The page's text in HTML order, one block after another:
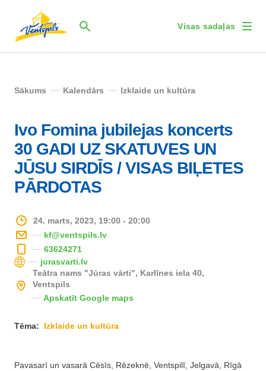
Visas sadaļas
Sākums Kalendārs Izklaide un kultūra
Ivo Fomina jubilejas koncerts
30 GADI UZ SKATUVES UN
JŪSU SIRDĪS / VISAS BIĻETES
PĀRDOTAS
24. marts, 2023, 19:00 - 20:00
kf@ventspils.lv
63624271
jurasvarti.lv
Teātra nams "Jūras vārti", Karlīnes iela 40,
Ventspils
Apskatīt Google maps
Tēma: Izklaide un kultūra
Pavasarī un vasarā Cēsīs, Rēzeknē, Ventspilī, Jelgavā, Rīgā